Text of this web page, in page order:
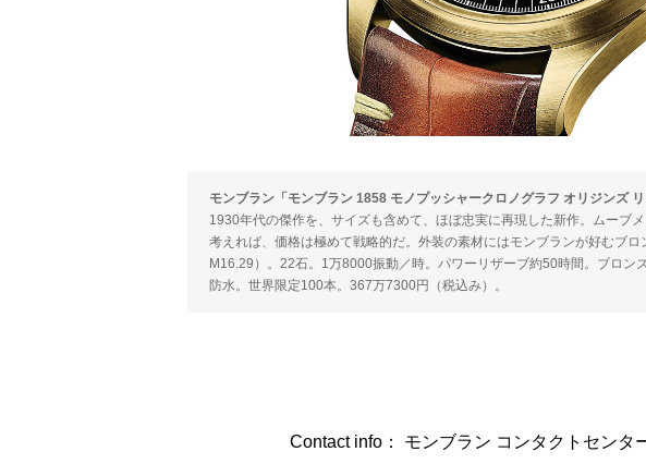
モンブラン「モンブラン 1858 モノプッシャークロノグラフ オリジンズ
1930年代の傑作を、サイズも含めて、ほぼ忠実に再現した新作。ムーブ
考えれば、価格は極めて戦略的だ。外装の素材にはモンブランが好むブ
M16.29）。22石。1万8000振動／時。パワーリザーブ約50時間。ブロン
防水。世界限定100本。367万7300円（税込み）。
Contact info： モンブラン コンタクトセンタ